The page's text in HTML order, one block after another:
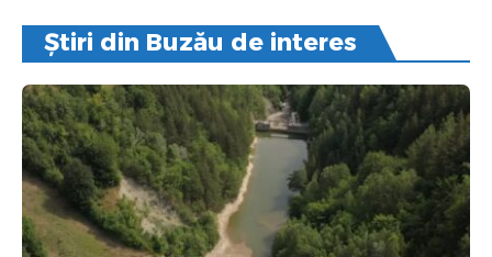
Știri din Buzău de interes